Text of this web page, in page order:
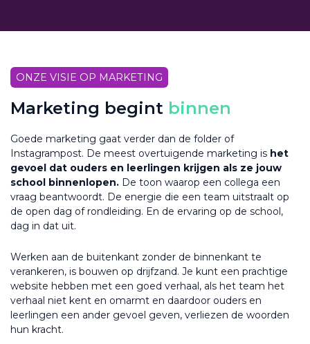
ONZE VISIE OP MARKETING
Marketing begint binnen
Goede marketing gaat verder dan de folder of
Instagrampost. De meest overtuigende marketing is het
gevoel dat ouders en leerlingen krijgen als ze jouw
school binnenlopen. De toon waarop een collega een
vraag beantwoordt. De energie die een team uitstraalt op
de open dag of rondleiding. En de ervaring op de school,
dag in dat uit.
Werken aan de buitenkant zonder de binnenkant te
verankeren, is bouwen op drijfzand. Je kunt een prachtige
website hebben met een goed verhaal, als het team het
verhaal niet kent en omarmt en daardoor ouders en
leerlingen een ander gevoel geven, verliezen de woorden
hun kracht.